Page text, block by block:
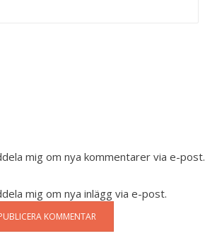
mig om nya kommentarer via e-post.
mig om nya inlägg via e-post.